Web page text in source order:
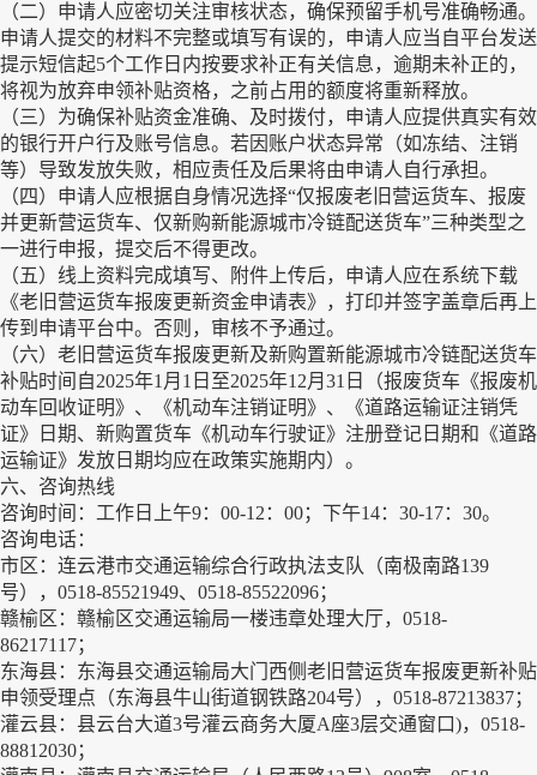
（二）申请人应密切关注审核状态，确保预留手机号准确畅通。
申请人提交的材料不完整或填写有误的，申请人应当自平台发送
提示短信起5个工作日内按要求补正有关信息，逾期未补正的，
将视为放弃申领补贴资格，之前占用的额度将重新释放。
（三）为确保补贴资金准确、及时拨付，申请人应提供真实有效
的银行开户行及账号信息。若因账户状态异常（如冻结、注销
等）导致发放失败，相应责任及后果将由申请人自行承担。
（四）申请人应根据自身情况选择“仅报废老旧营运货车、报废
并更新营运货车、仅新购新能源城市冷链配送货车”三种类型之
一进行申报，提交后不得更改。
（五）线上资料完成填写、附件上传后，申请人应在系统下载
《老旧营运货车报废更新资金申请表》，打印并签字盖章后再上
传到申请平台中。否则，审核不予通过。
（六）老旧营运货车报废更新及新购置新能源城市冷链配送货车
补贴时间自2025年1月1日至2025年12月31日（报废货车《报废机
动车回收证明》、《机动车注销证明》、《道路运输证注销凭
证》日期、新购置货车《机动车行驶证》注册登记日期和《道路
运输证》发放日期均应在政策实施期内）。
六、咨询热线
咨询时间：工作日上午9：00-12：00；下午14：30-17：30。
咨询电话：
市区：连云港市交通运输综合行政执法支队（南极南路139
号），0518-85521949、0518-85522096；
赣榆区：赣榆区交通运输局一楼违章处理大厅，0518-
86217117；
东海县：东海县交通运输局大门西侧老旧营运货车报废更新补贴
申领受理点（东海县牛山街道钢铁路204号），0518-87213837；
灌云县：县云台大道3号灌云商务大厦A座3层交通窗口)，0518-
88812030；